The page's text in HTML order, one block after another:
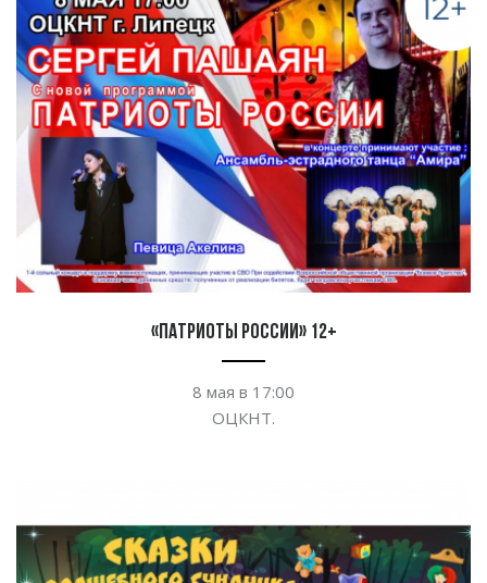
«Патриоты России» 12+
8 мая в 17:00
ОЦКНТ.